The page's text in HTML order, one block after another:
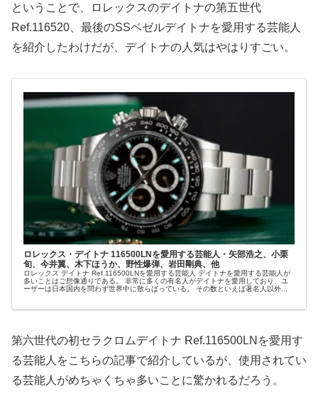
ということで、ロレックスのデイトナの第五世代
Ref.116520、最後のSSベゼルデイトナを愛用する芸能人
を紹介したわけだが、デイトナの人気はやはりすごい。
ロレックス・デイトナ 116500LNを愛用する芸能人・矢部浩之、小栗
旬、今井翼、木下ほうか、野性爆弾、岩田剛典、他
ロレックス デイトナ Ref.116500LNを愛用する芸能人 デイトナを愛用する芸能人が
多いことはご想像通りである。 非常に多くの有名人がデイトナを愛用しており、ユ
ーザーは日本国内を問わず世界中に散らばっている。 その数といえば著名人以外...
第六世代の初セラクロムデイトナ Ref.116500LNを愛用す
る芸能人をこちらの記事で紹介しているが、使用されてい
る芸能人がめちゃくちゃ多いことに驚かれるだろう。